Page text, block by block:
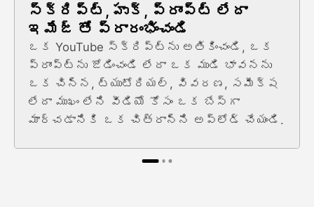
స్క్రిప్ట్, హుక్, ప్రాంప్ట్ లేదా
ఇమేజ్ తో ప్రారంభించండి
ఒక YouTube స్క్రిప్ట్ను అతికించండి, ఒక
ప్రాంప్ట్ను జోడించండి లేదా ఒక ముడి భావనను
ఒక చిన్న, ట్యుటోరియల్, వివరణ, సమీక్ష
లేదా ముఖం లేని వీడియో కోసం ఒక బేస్గా
మార్చడానికి ఒక చిత్రాన్ని అప్లోడ్ చేయండి.